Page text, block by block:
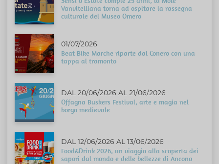
Vanvitelliana torna ad ospitare la rassegna
culturale del Museo Omero
01/07/2026
Beat Bike Marche riparte dal Conero con una
tappa al tramonto
DAL 20/06/2026 AL 21/06/2026
Offagna Buskers Festival, arte e magia nel
borgo medievale
DAL 12/06/2026 AL 13/06/2026
Food&Drink 2026, un viaggio alla scoperta dei
sapori dal mondo e delle bellezze di Ancona